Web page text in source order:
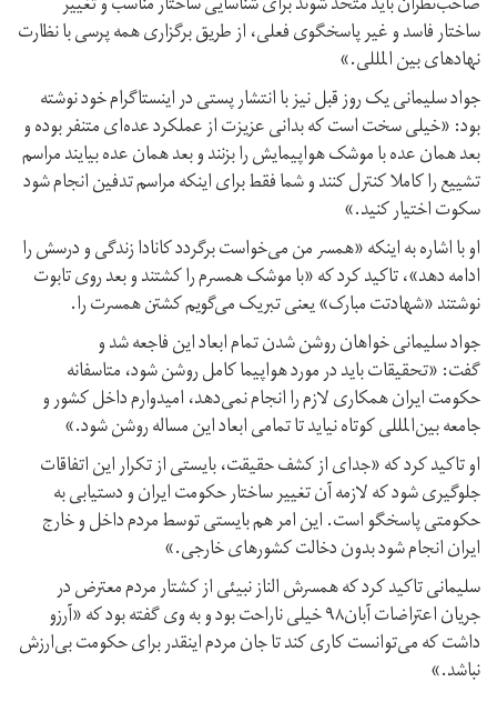
ساختار فاسد و غیر پاسخگوی فعلی، از طریق برگزاری همه پرسی با نظارت
نهادهای‌ بین المللی.»
جواد سلیمانی یک روز قبل نیز با انتشار پستی در اینستاگرام خود نوشته
بود: «خیلی سخت است که بدانی عزیزت از عملکرد عده‌ای متنفر بوده و
بعد همان عده با موشک هواپیمایش را بزنند و بعد همان عده بیایند مراسم
تشییع را کاملا کنترل کنند و شما فقط برای اینکه مراسم‌ تدفین ‌انجام شود
سکوت اختیار کنید.»
او با اشاره به اینکه «همسر من می‌خواست ‌برگردد کانادا زندگی و درسش را
ادامه دهد»، تاکید کرد که «با موشک همسرم را کشتند و بعد روی تابوت
نوشتند «شهادتت مبارک» یعنی تبریک می‌گویم کشتن همسرت را.
جواد سلیمانی خواهان روشن شدن تمام ابعاد این فاجعه شد و
گفت: «تحقیقات باید در مورد هواپیما کامل روشن شود، متاسفانه
حکومت ایران همکاری لازم را انجام نمی‌دهد، امیدوارم داخل کشور و
جامعه بین‌المللی کوتاه نیاید تا تمامی ابعاد این مساله روشن شود.»
او تاکید کرد که «جدای از کشف حقیقت، بایستی از تکرار این اتفاقات
جلوگیری شود که لازمه آن تغییر ساختار حکومت ایران و دستیابی به
حکومتی پاسخگو است. این امر هم بایستی توسط مردم داخل و خارج
ایران انجام شود بدون دخالت کشورهای خارجی.»
سلیمانی تاکید کرد که همسرش الناز نبیئی از کشتار مردم معترض در
جریان اعتراضات آبان۹۸ خیلی ناراحت بود و به وی گفته بود که «آرزو
داشت که می‌توانست کاری کند تا جان مردم اینقدر برای حکومت بی‌ارزش
نباشد.»